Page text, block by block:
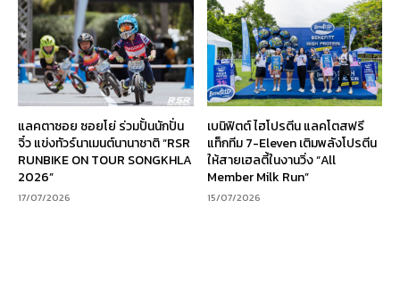
แลคตาซอย ซอยโย่ ร่วมปั้นนักปั่น
จิ๋ว แข่งทัวร์นาเมนต์นานาชาติ “RSR
RUNBIKE ON TOUR SONGKHLA
2026”
17/07/2026
เบนิฟิตต์ ไฮโปรตีน แลคโตสฟรี
แท็กทีม 7-Eleven เติมพลังโปรตีน
ให้สายเฮลตี้ในงานวิ่ง “All
Member Milk Run”
15/07/2026